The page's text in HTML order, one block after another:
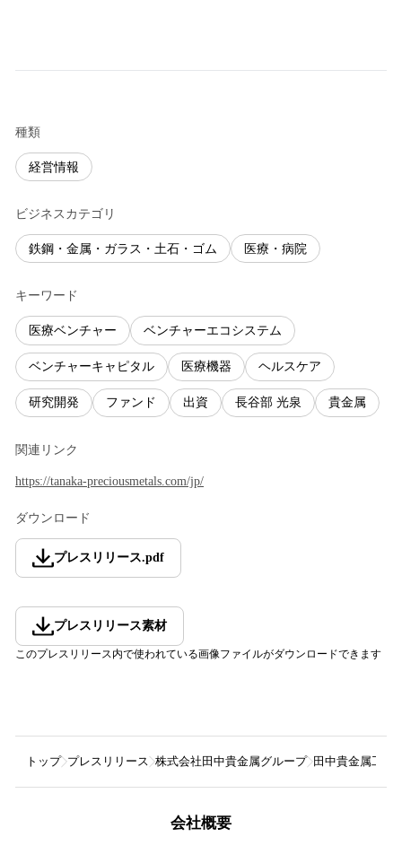
種類
経営情報
ビジネスカテゴリ
鉄鋼・金属・ガラス・土石・ゴム 医療・病院
キーワード
医療ベンチャー ベンチャーエコシステム
ベンチャーキャピタル 医療機器 ヘルスケア
研究開発 ファンド 出資 長谷部 光泉 貴金属
関連リンク
https://tanaka-preciousmetals.com/jp/
ダウンロード
プレスリリース.pdf
プレスリリース素材
このプレスリリース内で使われている画像ファイルがダウンロードできます
トップ プレスリリース 株式会社田中貴金属グループ 田中貴金属工業
会社概要